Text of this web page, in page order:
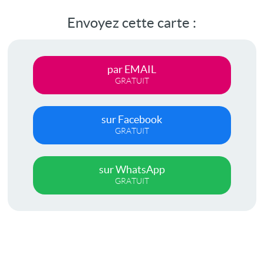
Envoyez cette carte :
par EMAIL
GRATUIT
sur Facebook
GRATUIT
sur WhatsApp
GRATUIT